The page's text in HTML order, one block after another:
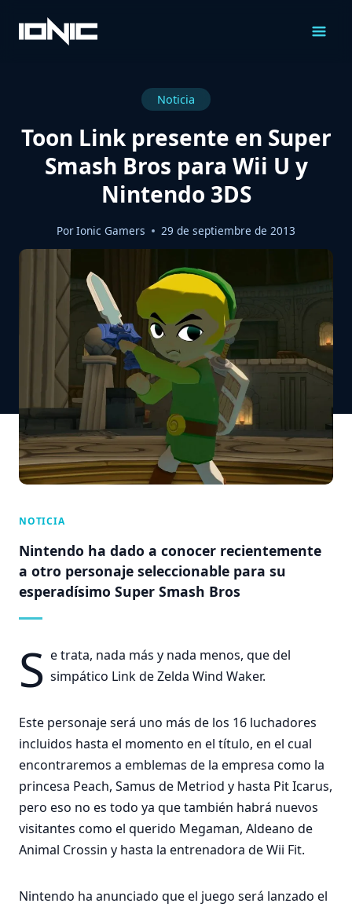
Contenido
Noticia
Toon Link presente en Super
Smash Bros para Wii U y
Nintendo 3DS
PorIonic Gamers 29 de septiembre de 2013
NOTICIA
Nintendo ha dado a conocer recientemente
a otro personaje seleccionable para su
esperadísimo Super Smash Bros
S e trata, nada más y nada menos, que del
simpático Link de Zelda Wind Waker.
Este personaje será uno más de los 16 luchadores
incluidos hasta el momento en el título, en el cual
encontraremos a emblemas de la empresa como la
princesa Peach, Samus de Metriod y hasta Pit Icarus,
pero eso no es todo ya que también habrá nuevos
visitantes como el querido Megaman, Aldeano de
Animal Crossin y hasta la entrenadora de Wii Fit.
Nintendo ha anunciado que el juego será lanzado el